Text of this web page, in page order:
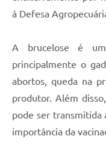
à Defesa
A brucelose é
principalmente o
abortos, queda na
produtor. Além
pode ser transmitida
importância da